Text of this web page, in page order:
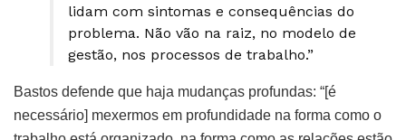
lidam com sintomas e consequências do
problema. Não vão na raiz, no modelo de
gestão, nos processos de trabalho.”
Bastos defende que haja mudanças profundas: “[é
necessário] mexermos em profundidade na forma como o